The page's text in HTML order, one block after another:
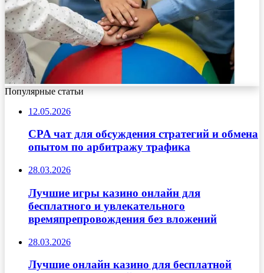
Популярные статьи
12.05.2026
CPA чат для обсуждения стратегий и обмена
опытом по арбитражу трафика
28.03.2026
Лучшие игры казино онлайн для
бесплатного и увлекательного
времяпрепровождения без вложений
28.03.2026
Лучшие онлайн казино для бесплатной